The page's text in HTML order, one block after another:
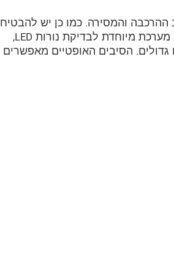
והמסירה. כמו כן יש להבטיח
פיזור אור הומוגני באצוות נורות מתחלפות. ה- ColorCONTROL MFA היא מערכת מיוחדת לבדיקת נורות LED,
הסיבים האופטיים מאפשרים